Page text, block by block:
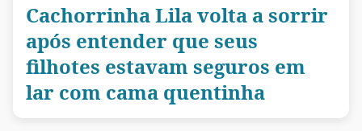
Cachorrinha Lila volta a sorrir
após entender que seus
filhotes estavam seguros em
lar com cama quentinha